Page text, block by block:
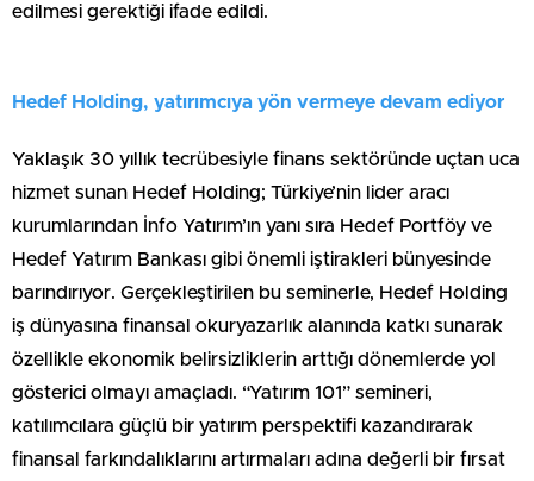
edilmesi gerektiği ifade edildi.
Hedef Holding, yatırımcıya yön vermeye devam ediyor
Yaklaşık 30 yıllık tecrübesiyle finans sektöründe uçtan uca
hizmet sunan Hedef Holding; Türkiye’nin lider aracı
kurumlarından İnfo Yatırım’ın yanı sıra Hedef Portföy ve
Hedef Yatırım Bankası gibi önemli iştirakleri bünyesinde
barındırıyor. Gerçekleştirilen bu seminerle, Hedef Holding
iş dünyasına finansal okuryazarlık alanında katkı sunarak
özellikle ekonomik belirsizliklerin arttığı dönemlerde yol
gösterici olmayı amaçladı. “Yatırım 101” semineri,
katılımcılara güçlü bir yatırım perspektifi kazandırarak
finansal farkındalıklarını artırmaları adına değerli bir fırsat